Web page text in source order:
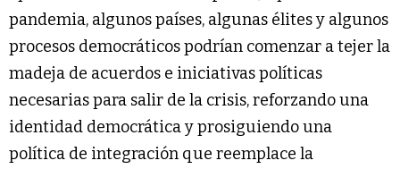
pandemia, algunos países, algunas élites y algunos
procesos democráticos podrían comenzar a tejer la
madeja de acuerdos e iniciativas políticas
necesarias para salir de la crisis, reforzando una
identidad democrática y prosiguiendo una
política de integración que reemplace la